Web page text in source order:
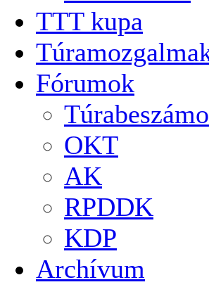
TTT kupa
Fórumok
OKT
AK
RPDDK
KDP
Archívum